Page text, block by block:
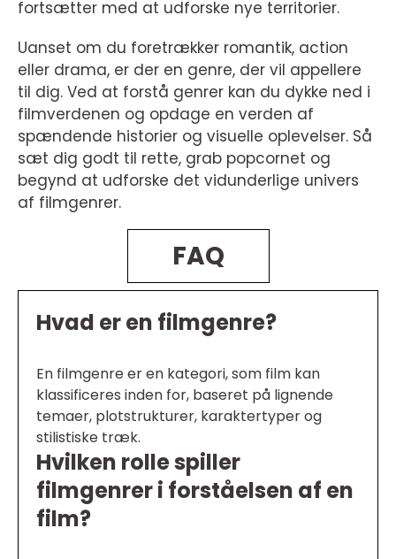
fortsætter med at udforske nye territorier.
Uanset om du foretrækker romantik, action
eller drama, er der en genre, der vil appellere
til dig. Ved at forstå genrer kan du dykke ned i
filmverdenen og opdage en verden af
spændende historier og visuelle oplevelser. Så
sæt dig godt til rette, grab popcornet og
begynd at udforske det vidunderlige univers
af filmgenrer.
FAQ
Hvad er en filmgenre?
En filmgenre er en kategori, som film kan
klassificeres inden for, baseret på lignende
temaer, plotstrukturer, karaktertyper og
stilistiske træk.
Hvilken rolle spiller
filmgenrer i forståelsen af en
film?